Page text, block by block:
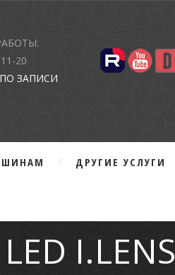
20
ЗАПИСИ
ДРУГИЕ УСЛУГИ
I.LENS